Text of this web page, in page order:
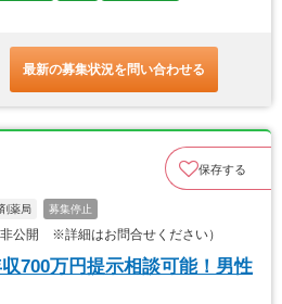
最新の募集状況を問い合わせる
保存する
薬局 募集停止
公開 ※詳細はお問合せください）
700万円提示相談可能！男性